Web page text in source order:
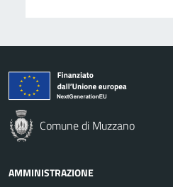
Comune di Muzzano
AMMINISTRAZIONE